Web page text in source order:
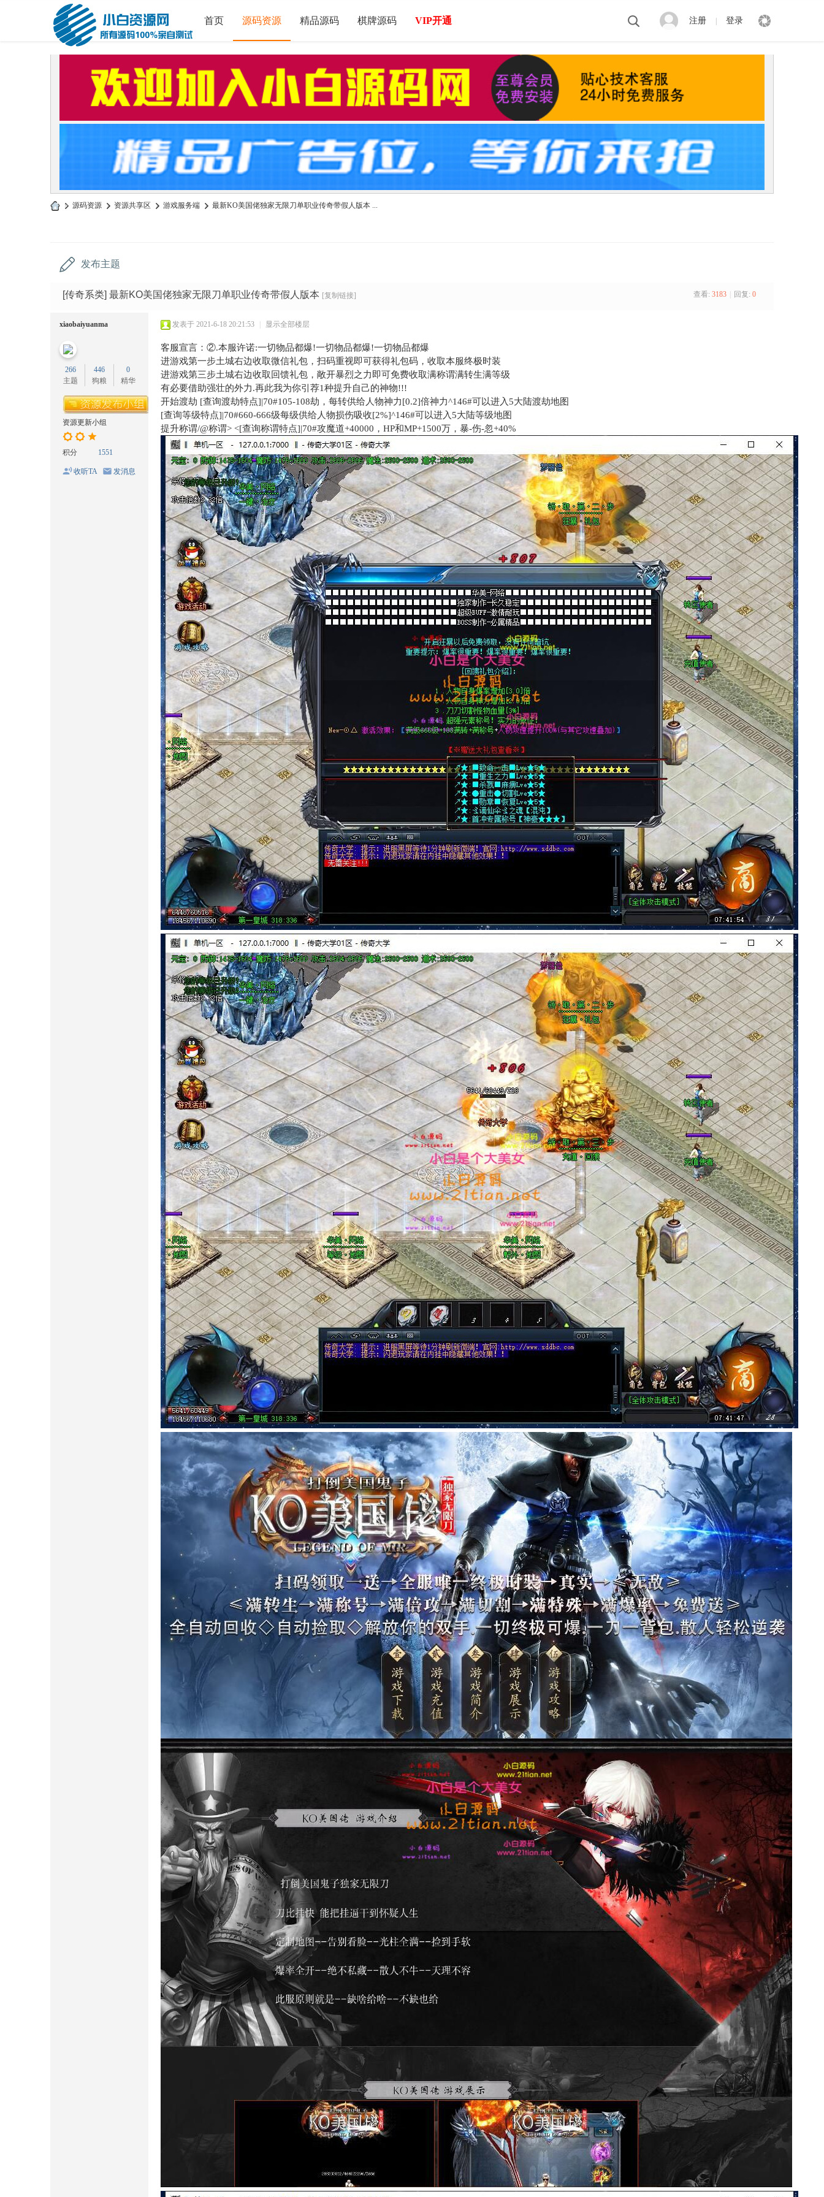
首页 源码资源 精品源码 棋牌源码 VIP开通 注册 登录
» 源码资源 › 资源共享区 › 游戏服务端 › 最新KO美国佬独家无限刀单职业传奇带假人版本 ...
发布主题
[传奇系类] 最新KO美国佬独家无限刀单职业传奇带假人版本 [复制链接] 查看: 3183 | 回复: 0
xiaobaiyuanma
266
主题
446
狗粮
0
精华
资源更新小组
积分 1551
收听TA 发消息
发表于 2021-6-18 20:21:53 | 显示全部楼层
客服宣言：②.本服许诺:一切物品都爆!一切物品都爆!一切物品都爆
进游戏第一步土城右边收取微信礼包，扫码重视即可获得礼包码，收取本服终极时装
进游戏第三步土城右边收取回馈礼包，敞开暴烈之力即可免费收取满称谓满转生满等级
有必要借助强壮的外力.再此我为你引荐1种提升自己的神物!!!
开始渡劫 [查询渡劫特点]|70#105-108劫，每转供给人物神力[0.2]倍神力^146#可以进入5大陆渡劫地图
[查询等级特点]|70#660-666级每级供给人物损伤吸收[2%]^146#可以进入5大陆等级地图
提升称谓/@称谓> <[查询称谓特点]|70#攻魔道+40000，HP和MP+1500万，暴-伤-忽+40%